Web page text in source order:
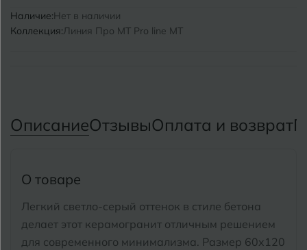
Наличие:Нет в наличии
Коллекция:Линия Про MT Pro line MT
ОписаниеОтзывыОплата и возврат
О товаре
Легкий светло-серый оттенок в стиле бетона
делает этот керамогранит отличным решением
для современного минимализма. Размер 60x120
Д Дмитровград
Ижевск
Таганрог
Тула